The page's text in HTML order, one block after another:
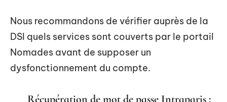
Nous recommandons de vérifier auprès de la
DSI quels services sont couverts par le portail
Nomades avant de supposer un
dysfonctionnement du compte.
Récupération de mot de passe Intraparis :